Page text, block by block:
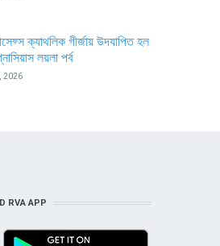
ক্যাথলিক গীর্জায় উদযাপিত হল
লয়লা পর্ব
2026
RVA APP